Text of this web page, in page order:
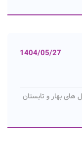
1404/05/27
های بهار و تابستان